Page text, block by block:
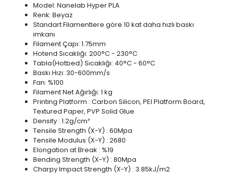
Model: Nanelab Hyper PLA
Renk: Beyaz
Standart Filamentlere göre 10 kat daha hızlı baskı
imkanı
Filament Çapı: 1.75mm
Hotend Sıcaklığı: 200°C - 230°C
Tabla(Hotbed) Sıcaklığı: 40°C - 60°C
Baskı Hızı: 30-600mm/s
Fan: %100
Filament Net Ağırlığı: 1 kg
Printing Platform : Carbon Silicon, PEI Platform Board,
Textured Paper, PVP Solid Glue
Density : 1.2g/cm³
Tensile Strength (X-Y) : 60Mpa
Tensile Modulus (X-Y) : 2680
Elongation at Break : %19
Bending Strength (X-Y) : 80Mpa
Charpy Impact Strength (X-Y) : 3.85kJ/m2